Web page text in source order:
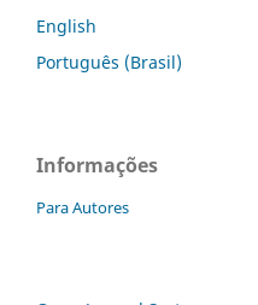
English
Português (Brasil)
Informações
Para Autores